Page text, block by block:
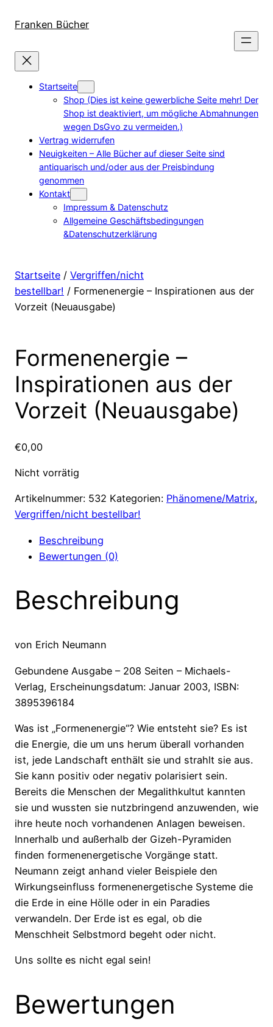
zum
wechseln
Franken Bücher
Startseite
Shop (Dies ist keine gewerbliche Seite mehr! Der
Shop ist deaktiviert, um mögliche Abmahnungen
wegen DsGvo zu vermeiden.)
Vertrag widerrufen
Neuigkeiten – Alle Bücher auf dieser Seite sind
antiquarisch und/oder aus der Preisbindung
genommen
Kontakt
Impressum & Datenschutz
Allgemeine Geschäftsbedingungen
&Datenschutzerklärung
Startseite / Vergriffen/nicht
bestellbar! / Formenenergie – Inspirationen aus der
Vorzeit (Neuausgabe)
Formenenergie –
Inspirationen aus der
Vorzeit (Neuausgabe)
€0,00
Nicht vorrätig
Artikelnummer: 532 Kategorien: Phänomene/Matrix,
Vergriffen/nicht bestellbar!
Beschreibung
Bewertungen (0)
Beschreibung
von Erich Neumann
Gebundene Ausgabe – 208 Seiten – Michaels-
Verlag, Erscheinungsdatum: Januar 2003, ISBN:
3895396184
Was ist „Formenenergie“? Wie entsteht sie? Es ist
die Energie, die um uns herum überall vorhanden
ist, jede Landschaft enthält sie und strahlt sie aus.
Sie kann positiv oder negativ polarisiert sein.
Bereits die Menschen der Megalithkultut kannten
sie und wussten sie nutzbringend anzuwenden, wie
ihre heute noch vorhandenen Anlagen beweisen.
Innerhalb und außerhalb der Gizeh-Pyramiden
finden formenenergetische Vorgänge statt.
Neumann zeigt anhand vieler Beispiele den
Wirkungseinfluss formenenergetische Systeme die
die Erde in eine Hölle oder in ein Paradies
verwandeln. Der Erde ist es egal, ob die
Menschheit Selbstmord begeht oder nicht.
Uns sollte es nicht egal sein!
Bewertungen